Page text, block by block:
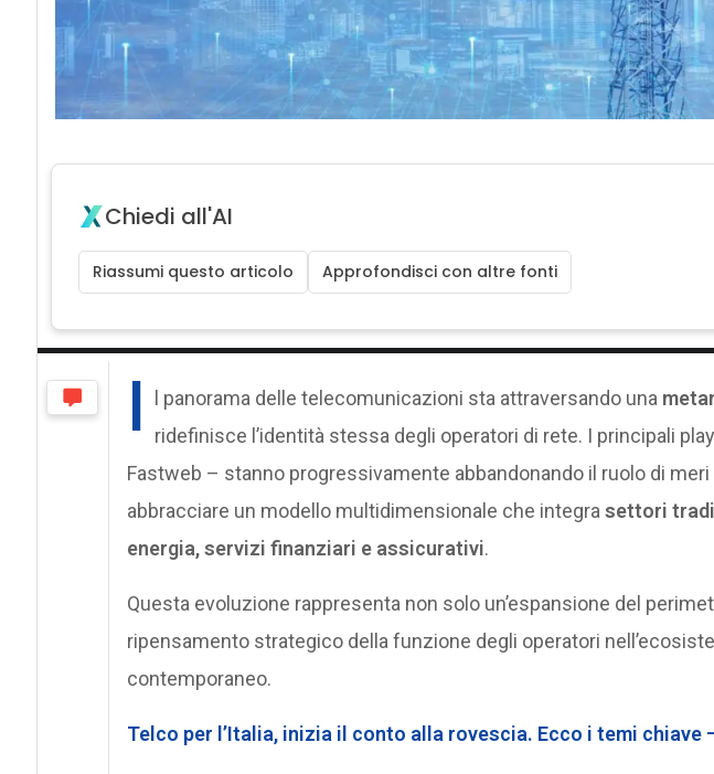
Chiedi all'AI
Riassumi questo articolo Approfondisci con altre fonti
I l panorama delle telecomunicazioni sta attraversando una
ridefinisce l’identità stessa degli operatori di rete. I principali
Fastweb – stanno progressivamente abbandonando il ruolo di
abbracciare un modello multidimensionale che integra settori
energia, servizi finanziari e assicurativi.
Questa evoluzione rappresenta non solo un’espansione del
ripensamento strategico della funzione degli operatori
contemporaneo.
Telco per l’Italia, inizia il conto alla rovescia. Ecco i temi chiave